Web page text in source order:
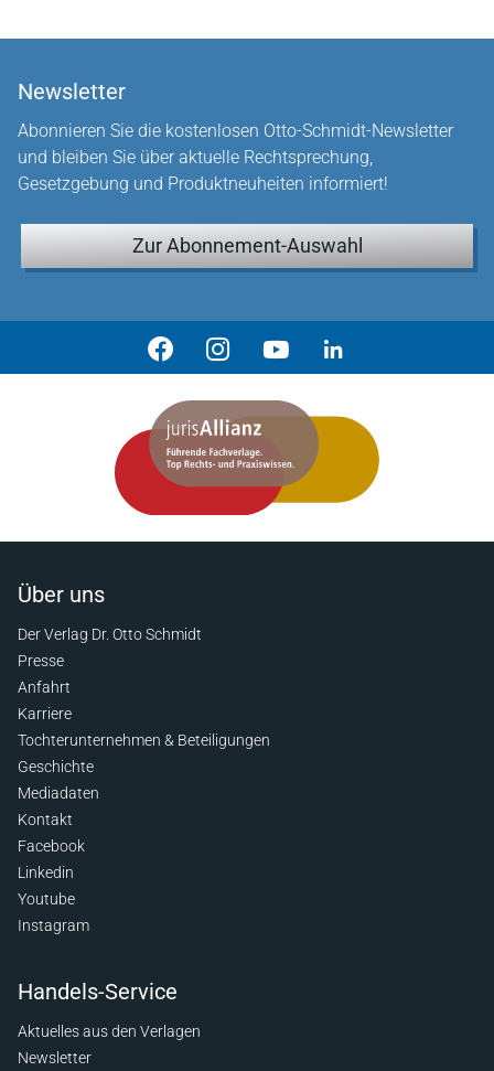
Newsletter
Abonnieren Sie die kostenlosen Otto-Schmidt-Newsletter
und bleiben Sie über aktuelle Rechtsprechung,
Gesetzgebung und Produktneuheiten informiert!
Zur Abonnement-Auswahl
Über uns
Der Verlag Dr. Otto Schmidt
Presse
Anfahrt
Karriere
Tochterunternehmen & Beteiligungen
Geschichte
Mediadaten
Kontakt
Facebook
Linkedin
Youtube
Instagram
Handels-Service
Aktuelles aus den Verlagen
Newsletter